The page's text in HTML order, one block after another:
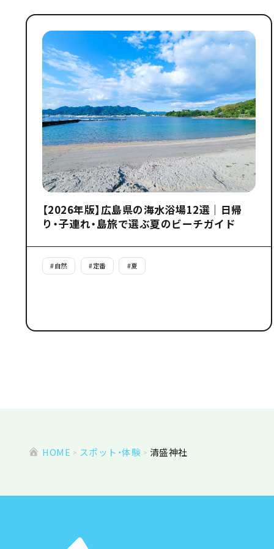
【2026年版】広島県の海水浴場12選｜日帰
り・子連れ・島旅で選ぶ夏のビーチガイド
#自然 #定番 #夏
HOME スポット・体験 清盛神社